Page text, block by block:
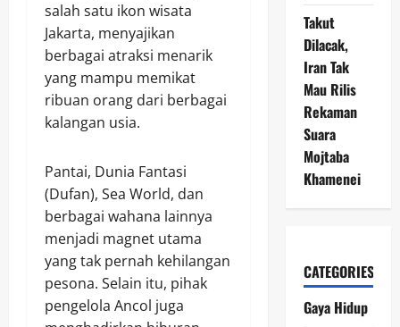
salah satu ikon wisata
Jakarta, menyajikan
berbagai atraksi menarik
yang mampu memikat
ribuan orang dari berbagai
kalangan usia.
Pantai, Dunia Fantasi
(Dufan), Sea World, dan
berbagai wahana lainnya
menjadi magnet utama
yang tak pernah kehilangan
pesona. Selain itu, pihak
pengelola Ancol juga
Takut
Dilacak,
Iran Tak
Mau Rilis
Rekaman
Suara
Mojtaba
Khamenei
CATEGORIES
Gaya Hidup